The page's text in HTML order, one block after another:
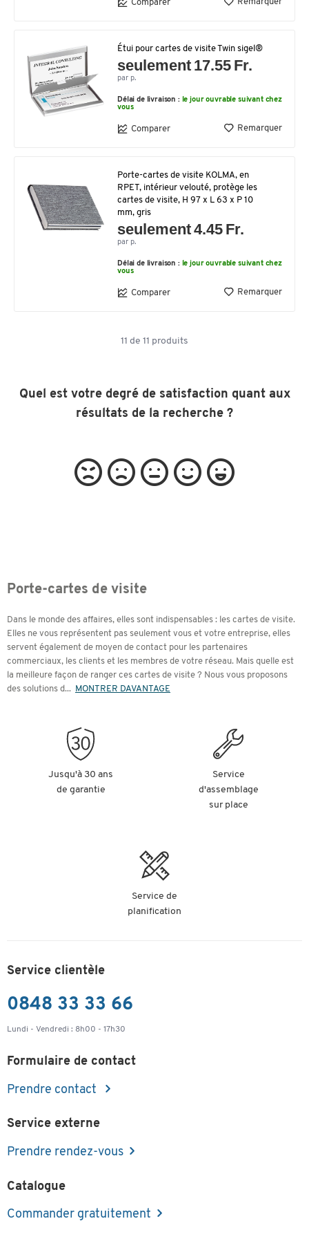
Comparer
Étui pour cartes de visite Twin sigel®
seulement 17.55 Fr.
par p.
Délai de livraison : le jour ouvrable suivant chez
vous
Comparer Remarquer
Porte-cartes de visite KOLMA, en
RPET, intérieur velouté, protège les
cartes de visite, H 97 x L 63 x P 10
mm, gris
seulement 4.45 Fr.
par p.
Délai de livraison : le jour ouvrable suivant chez
vous
Comparer Remarquer
11 de 11 produits
Quel est votre degré de satisfaction quant aux
résultats de la recherche ?
Porte-cartes de visite
Dans le monde des affaires, elles sont indispensables : les cartes de visite.
Elles ne vous représentent pas seulement vous et votre entreprise, elles
servent également de moyen de contact pour les partenaires
commerciaux, les clients et les membres de votre réseau. Mais quelle est
la meilleure façon de ranger ces cartes de visite ? Nous vous proposons
des solutions d... MONTRER DAVANTAGE
Jusqu'à 30 ans
de garantie
Service
d'assemblage
sur place
Service de
planification
Service clientèle
0848 33 33 66
Lundi - Vendredi : 8h00 - 17h30
Formulaire de contact
Prendre contact
Service externe
Prendre rendez-vous
Catalogue
Commander gratuitement